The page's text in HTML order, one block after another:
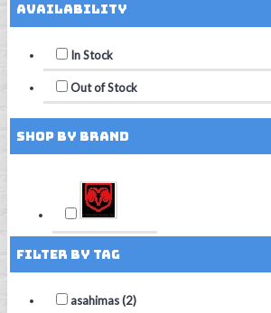
Availability
In Stock
Out of Stock
Shop by Brand
Filter by Tag
asahimas (2)